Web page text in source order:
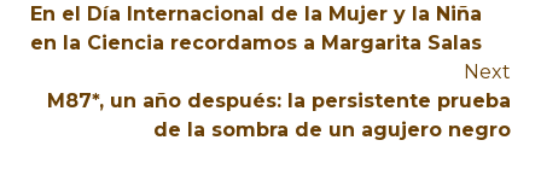
En el Día Internacional de la Mujer y la Niña
en la Ciencia recordamos a Margarita Salas
Next
M87*, un año después: la persistente prueba
de la sombra de un agujero negro